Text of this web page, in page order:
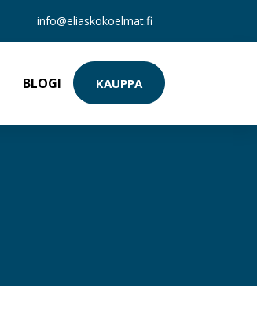
info@eliaskokoelmat.fi
BLOGI KAUPPA